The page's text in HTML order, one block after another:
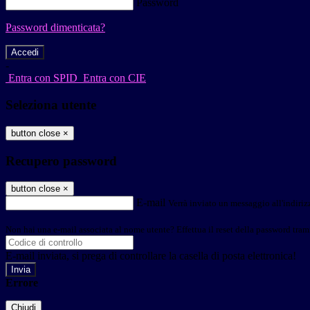
Password
Password dimenticata?
-
Entra con SPID Entra con CIE
Seleziona utente
button close ×
Recupero password
button close ×
E-mail Verrà inviato un messaggio
Non hai una e-mail associata al nome utente? Effettua il reset della password
E-mail inviata, si prega di controllare la casella di posta elettronica!
Errore
Chiudi